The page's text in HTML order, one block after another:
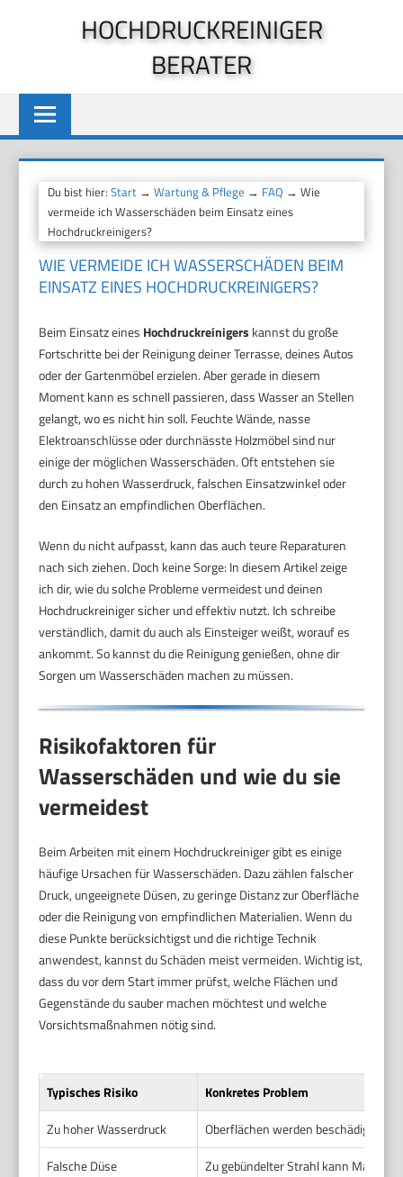
HOCHDRUCKREINIGER
BERATER
Du bist hier:Start →Wartung & Pflege → FAQ → Wie
vermeide ich Wasserschäden beim Einsatz eines
Hochdruckreinigers?
WIE VERMEIDE ICH WASSERSCHÄDEN BEIM
EINSATZ EINES HOCHDRUCKREINIGERS?
Beim Einsatz eines Hochdruckreinigers kannst du große
Fortschritte bei der Reinigung deiner Terrasse, deines Autos
oder der Gartenmöbel erzielen. Aber gerade in diesem
Moment kann es schnell passieren, dass Wasser an Stellen
gelangt, wo es nicht hin soll. Feuchte Wände, nasse
Elektroanschlüsse oder durchnässte Holzmöbel sind nur
einige der möglichen Wasserschäden. Oft entstehen sie
durch zu hohen Wasserdruck, falschen Einsatzwinkel oder
den Einsatz an empfindlichen Oberflächen.
Wenn du nicht aufpasst, kann das auch teure Reparaturen
nach sich ziehen. Doch keine Sorge: In diesem Artikel zeige
ich dir, wie du solche Probleme vermeidest und deinen
Hochdruckreiniger sicher und effektiv nutzt. Ich schreibe
verständlich, damit du auch als Einsteiger weißt, worauf es
ankommt. So kannst du die Reinigung genießen, ohne dir
Sorgen um Wasserschäden machen zu müssen.
Risikofaktoren für
Wasserschäden und wie du sie
vermeidest
Beim Arbeiten mit einem Hochdruckreiniger gibt es einige
häufige Ursachen für Wasserschäden. Dazu zählen falscher
Druck, ungeeignete Düsen, zu geringe Distanz zur Oberfläche
oder die Reinigung von empfindlichen Materialien. Wenn du
diese Punkte berücksichtigst und die richtige Technik
anwendest, kannst du Schäden meist vermeiden. Wichtig ist,
dass du vor dem Start immer prüfst, welche Flächen und
Gegenstände du sauber machen möchtest und welche
Vorsichtsmaßnahmen nötig sind.
Typisches Risiko
Konkretes Problem
Zu hoher Wasserdruck
Oberflächen werden beschädigt
Falsche Düse
Zu gebündelter Strahl kann Material